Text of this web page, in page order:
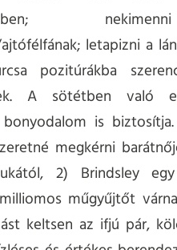
lépcsőben;
letapizni a
pozitúrákba
A sötétben való
is
megkérni
2) Brindsley
műgyűjtőt
keltsen az ifjú pár,